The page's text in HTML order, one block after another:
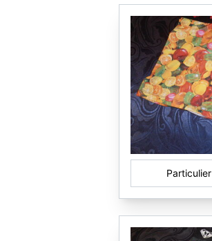
Particulier